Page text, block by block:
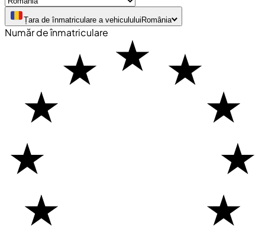
Țara de înmatriculare a vehiculului România
Număr de înmatriculare